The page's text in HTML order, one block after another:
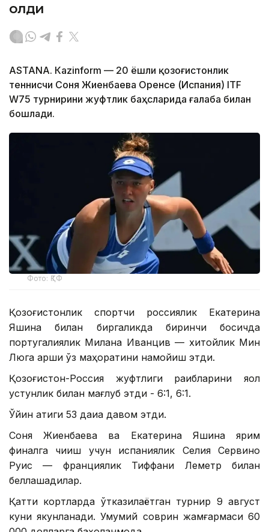
олди
ASTANА. Кazinform — 20 ёшли қозоғистонлик
теннисчи Соня Жиенбаева Оренсе (Испания) ITF
W75 турнирини жуфтлик баҳсларида ғалаба билан
бошлади.
Фото: ҚТФ
Қозоғистонлик спортчи россиялик Екатерина
Яшина билан биргаликда биринчи босқичда
португалиялик Милана Иванцив — хитойлик Мин
Люга қарши ўз маҳоратини намойиш этди.
Қозоғистон-Россия жуфтлиги рақибларини яққол
устунлик билан мағлуб этди - 6:1, 6:1.
Ўйин атиги 53 дақиқа давом этди.
Соня Жиенбаева ва Екатерина Яшина ярим
финалга чиқиш учун испаниялик Селия Сервино
Руис — франциялик Тиффани Леметр билан
беллашадилар.
Қаттиқ кортларда ўтказилаётган турнир 9 август
куни якунланади. Умумий соврин жамғармаси 60